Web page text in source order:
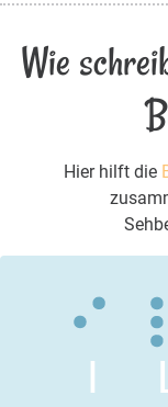
Wie
Hier hilft die
I